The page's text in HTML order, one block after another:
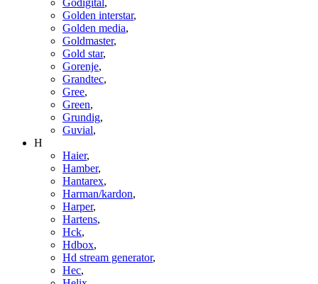
Golden interstar,
Golden media,
Goldmaster,
Gold star,
Gorenje,
Grandtec,
Gree,
Green,
Grundig,
Guvial,
H
Haier,
Hamber,
Hantarex,
Harman/kardon,
Harper,
Hartens,
Hck,
Hdbox,
Hd stream generator,
Hec,